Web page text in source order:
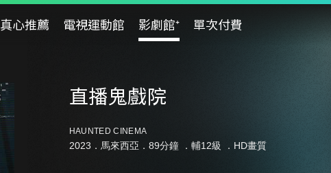
真心推薦 電視運動館 影劇館⁺ 單次付費
直播鬼戲院
HAUNTED CINEMA
2023．馬來西亞．89分鐘 ． 輔12級 ．HD畫質